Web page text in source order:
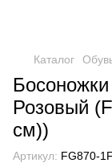
Каталог
Розовый
см))
Артикул: FG870-